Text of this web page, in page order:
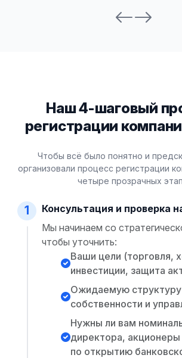
Наш 4-шаговый
регистрации
Чтобы всё было понятно и
организовали процесс регистрации
четыре прозрачных
1
Консультация и проверка
Мы начинаем со
чтобы уточнить:
Ваши цели (торговля,
инвестиции, защита
Ожидаемую структуру
собственности и
Нужны ли вам
директора,
по открытию